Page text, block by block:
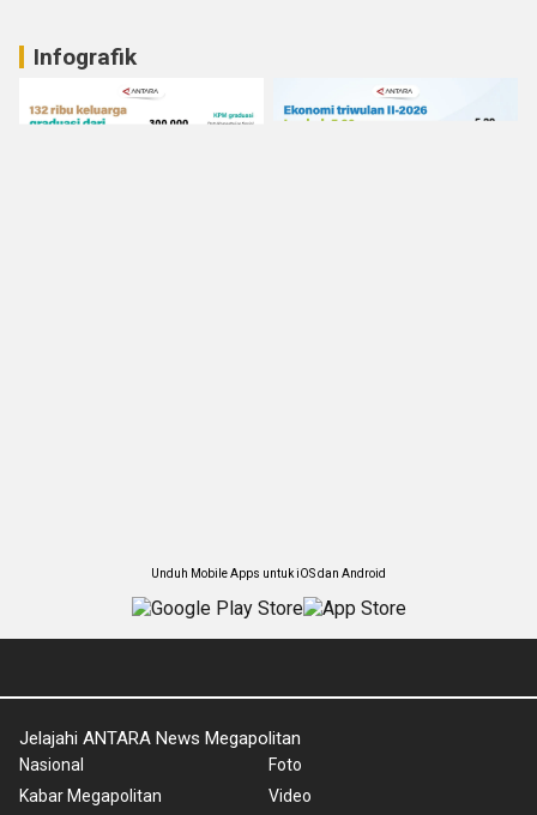
Infografik
Unduh Mobile Apps untuk iOS dan Android
Jelajahi ANTARA News Megapolitan
Nasional
Kabar Megapolitan
Foto
Video